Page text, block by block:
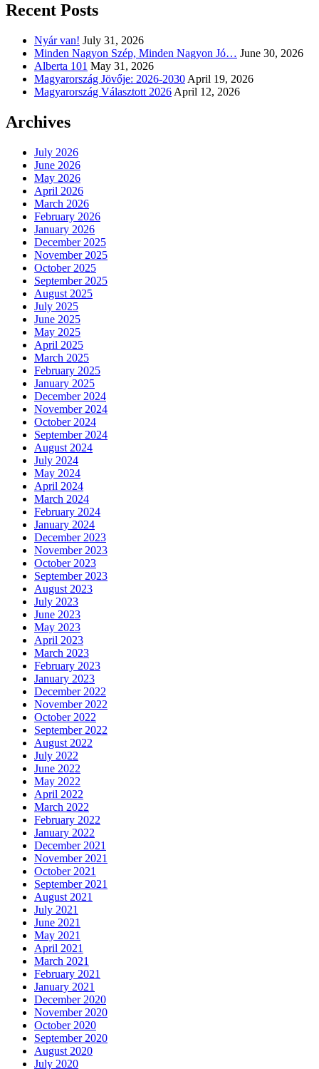
Recent Posts
Nyár van! July 31, 2026
Minden Nagyon Szép, Minden Nagyon Jó… June 30, 2026
Alberta 101 May 31, 2026
Magyarország Jövője: 2026-2030 April 19, 2026
Magyarország Választott 2026 April 12, 2026
Archives
July 2026
June 2026
May 2026
April 2026
March 2026
February 2026
January 2026
December 2025
November 2025
October 2025
September 2025
August 2025
July 2025
June 2025
May 2025
April 2025
March 2025
February 2025
January 2025
December 2024
November 2024
October 2024
September 2024
August 2024
July 2024
May 2024
April 2024
March 2024
February 2024
January 2024
December 2023
November 2023
October 2023
September 2023
August 2023
July 2023
June 2023
May 2023
April 2023
March 2023
February 2023
January 2023
December 2022
November 2022
October 2022
September 2022
August 2022
July 2022
June 2022
May 2022
April 2022
March 2022
February 2022
January 2022
December 2021
November 2021
October 2021
September 2021
August 2021
July 2021
June 2021
May 2021
April 2021
March 2021
February 2021
January 2021
December 2020
November 2020
October 2020
September 2020
August 2020
July 2020